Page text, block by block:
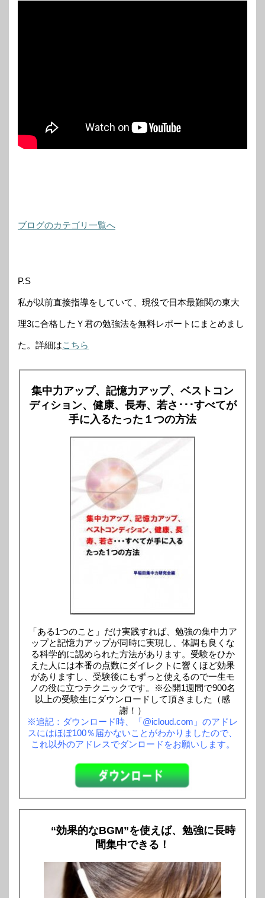
ブログのカテゴリ一覧へ
P.S
私が以前直接指導をしていて、現役で日本最難関の東大
理3に合格したＹ君の勉強法を無料レポートにまとめまし
た。詳細はこちら
集中力アップ、記憶力アップ、ベストコン
ディション、健康、長寿、若さ･･･すべてが
手に入るたった１つの方法
「ある1つのこと」だけ実践すれば、勉強の集中力ア
ップと記憶力アップが同時に実現し、体調も良くな
る科学的に認められた方法があります。受験をひか
えた人には本番の点数にダイレクトに響くほど効果
がありますし、受験後にもずっと使えるので一生モ
ノの役に立つテクニックです。※公開1週間で900名
以上の受験生にダウンロードして頂きました（感
謝！）
※追記：ダウンロード時、「@icloud.com」のアドレ
スにはほぼ100％届かないことがわかりましたので、
これ以外のアドレスでダンロードをお願いします。
“効果的なBGM”を使えば、勉強に長時
間集中できる！